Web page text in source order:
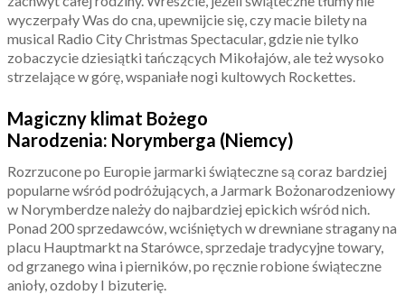
wyczerpały Was do cna, upewnijcie się, czy macie bilety na
musical Radio City Christmas Spectacular, gdzie nie tylko
zobaczycie dziesiątki tańczących Mikołajów, ale też wysoko
strzelające w górę, wspaniałe nogi kultowych Rockettes.
Magiczny klimat Bożego
Narodzenia: Norymberga (Niemcy)
Rozrzucone po Europie jarmarki świąteczne są coraz bardziej
popularne wśród podróżujących, a Jarmark Bożonarodzeniowy
w Norymberdze należy do najbardziej epickich wśród nich.
Ponad 200 sprzedawców, wciśniętych w drewniane stragany na
placu Hauptmarkt na Starówce, sprzedaje tradycyjne towary,
od grzanego wina i pierników, po ręcznie robione świąteczne
anioły, ozdoby I bizuterię.